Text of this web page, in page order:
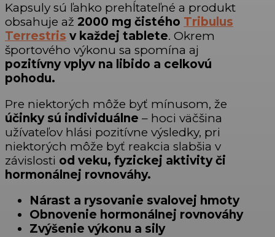
Kapsuly sú ľahko prehĺtateľné a produkt
obsahuje až 2000 mg čistého Tribulus
Terrestris v každej tablete. Okrem
športového výkonu sa spomína aj
pozitívny vplyv na libido a celkovú
pohodu.
Pre niektorých môže byť mínusom, že
účinky sú individuálne – hoci väčšina
užívateľov hlási pozitívne výsledky, pri
niektorých môže byť reakcia slabšia v
závislosti od veku, fyzickej aktivity či
hormonálnej rovnováhy.
Nárast a rysovanie svalovej hmoty
Obnovenie hormonálnej rovnováhy
Zvýšenie výkonu a sily